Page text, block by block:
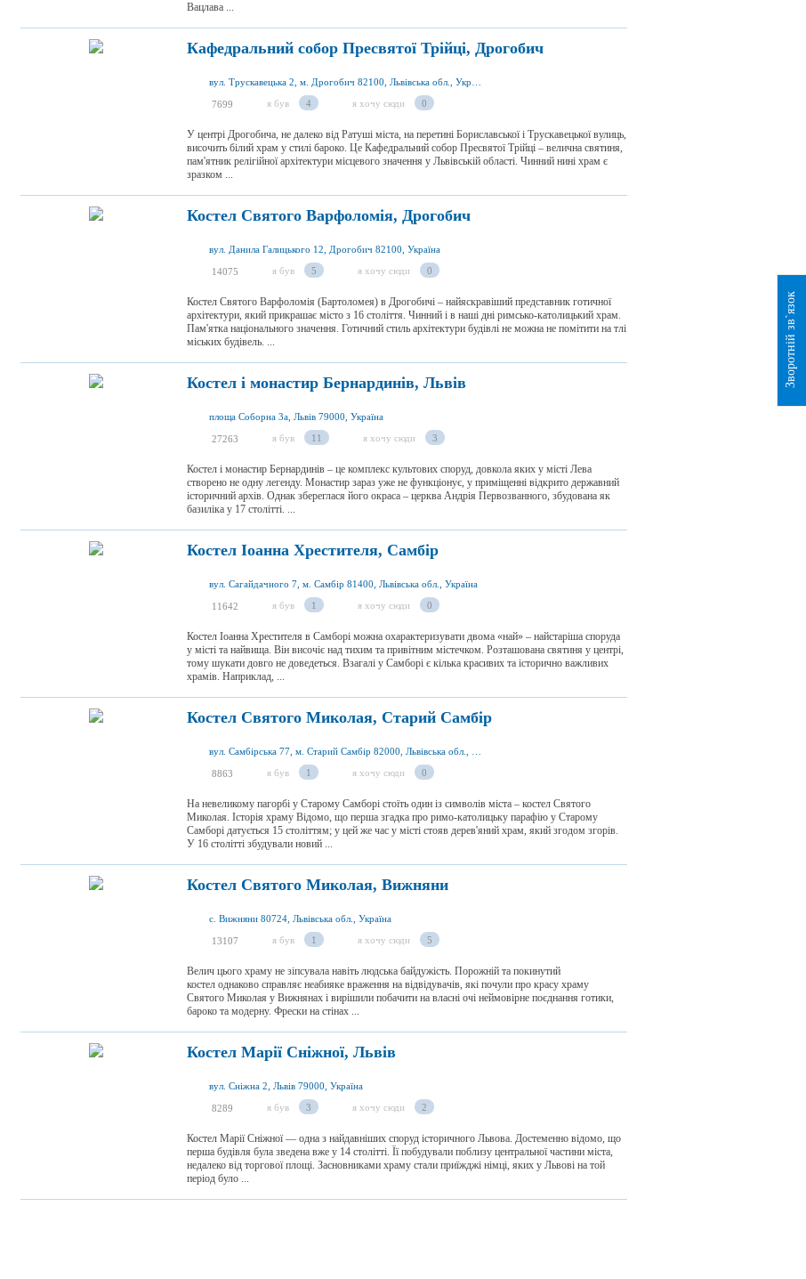
Вацлава ...
Кафедральний собор Пресвятої Трійці, Дрогобич
7699 я був 4 я хочу сюди 0
У центрі Дрогобича, не далеко від Ратуші міста, на перетині Бориславської і Трускавецької вулиць,
височить білий храм у стилі бароко. Це Кафедральний собор Пресвятої Трійці – велична святиня,
пам'ятник релігійної архітектури місцевого значення у Львівській області. Чинний нині храм є
зразком ...
Костел Святого Варфоломія, Дрогобич
вул. Данила Галицького 12, Дрогобич 82100, Україна
14075 я був 5 я хочу сюди 0
Костел Святого Варфоломія (Бартоломея) в Дрогобичі – найяскравіший представник готичної
архітектури, який прикрашає місто з 16 століття. Чинний і в наші дні римсько-католицький храм.
Пам'ятка національного значення. Готичний стиль архітектури будівлі не можна не помітити на тлі
міських будівель. ...
Костел і монастир Бернардинів, Львів
площа Соборна 3а, Львів 79000, Україна
27263 я був 11 я хочу сюди 3
Костел і монастир Бернардинів – це комплекс культових споруд, довкола яких у місті Лева
створено не одну легенду. Монастир зараз уже не функціонує, у приміщенні відкрито державний
історичний архів. Однак збереглася його окраса – церква Андрія Первозванного, збудована як
базиліка у 17 столітті. ...
Костел Іоанна Хрестителя, Самбір
вул. Сагайдачного 7, м. Самбір 81400, Львівська обл., Україна
11642 я був 1 я хочу сюди 0
Костел Іоанна Хрестителя в Самборі можна охарактеризувати двома «най» – найстаріша споруда
у місті та найвища. Він височіє над тихим та привітним містечком. Розташована святиня у центрі,
тому шукати довго не доведеться. Взагалі у Самборі є кілька красивих та історично важливих
храмів. Наприклад, ...
Костел Святого Миколая, Старий Самбір
8863 я був 1 я хочу сюди 0
На невеликому пагорбі у Старому Самборі стоїть один із символів міста – костел Святого
Миколая. Історія храму Відомо, що перша згадка про римо-католицьку парафію у Старому
Самборі датується 15 століттям; у цей же час у місті стояв дерев'яний храм, який згодом згорів.
У 16 столітті збудували новий ...
Костел Святого Миколая, Вижняни
с. Вижняни 80724, Львівська обл., Україна
13107 я був 1 я хочу сюди 5
Велич цього храму не зіпсувала навіть людська байдужість. Порожній та покинутий
костел однаково справляє неабияке враження на відвідувачів, які почули про красу храму
Святого Миколая у Вижнянах і вирішили побачити на власні очі неймовірне поєднання готики,
бароко та модерну. Фрески на стінах ...
Костел Марії Сніжної, Львів
вул. Сніжна 2, Львів 79000, Україна
8289 я був 3 я хочу сюди 2
Костел Марії Сніжної — одна з найдавніших споруд історичного Львова. Достеменно відомо, що
перша будівля була зведена вже у 14 столітті. Її побудували поблизу центральної частини міста,
недалеко від торгової площі. Засновниками храму стали приїжджі німці, яких у Львові на той
період було ...
Зворотній зв`язок